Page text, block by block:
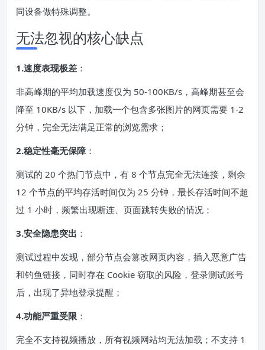
同设备做特殊调整。
无法忽视的核心缺点
1.速度表现极差 ：
非高峰期的平均加载速度仅为 50-100KB/s，高峰期甚至会
降至 10KB/s 以下，加载一个包含多张图片的网页需要 1-2
分钟，完全无法满足正常的浏览需求；
2.稳定性毫无保障 ：
测试的 20 个热门节点中，有 8 个节点完全无法连接，剩余
12 个节点的平均存活时间仅为 25 分钟，最长存活时间不超
过 1 小时，频繁出现断连、页面跳转失败的情况；
3.安全隐患突出 ：
测试过程中发现，部分节点会篡改网页内容，插入恶意广告
和钓鱼链接，同时存在 Cookie 窃取的风险，登录测试账号
后，出现了异地登录提醒；
4.功能严重受限 ：
完全不支持视频播放，所有视频网站均无法加载；不支持 1